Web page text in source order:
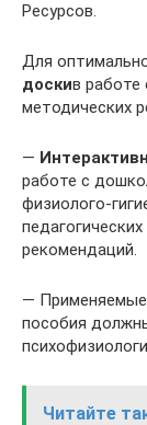
Ресурсов.
Для
доскив работе
методических
—
работе с
физиолого-
рекомендаций.
—
пособия
Читайте